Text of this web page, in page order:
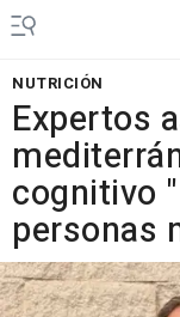
NUTRICIÓN
Expertos
cognitivo
personas